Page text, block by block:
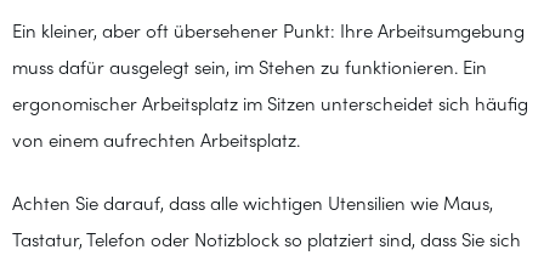
Ein kleiner, aber oft übersehener Punkt: Ihre Arbeitsumgebung
muss dafür ausgelegt sein, im Stehen zu funktionieren. Ein
ergonomischer Arbeitsplatz im Sitzen unterscheidet sich häufig
von einem aufrechten Arbeitsplatz.
Achten Sie darauf, dass alle wichtigen Utensilien wie Maus,
Tastatur, Telefon oder Notizblock so platziert sind, dass Sie sich